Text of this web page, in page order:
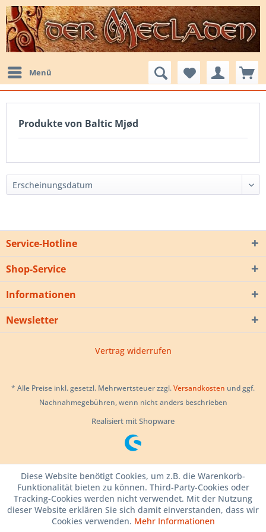
Menü
Produkte von Baltic Mjød
Service-Hotline
Shop-Service
Informationen
Newsletter
Vertrag widerrufen
* Alle Preise inkl. gesetzl. Mehrwertsteuer zzgl.Versandkosten und ggf.
Nachnahmegebühren, wenn nicht anders beschrieben
Realisiert mit Shopware
Diese Website benötigt Cookies, um z.B. die Warenkorb-
Funktionalität bieten zu können. Third-Party-Cookies oder
Tracking-Cookies werden nicht verwendet. Mit der Nutzung
dieser Website erklären Sie sich damit einverstanden, dass wir
Cookies verwenden. Mehr Informationen